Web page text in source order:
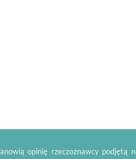
opinię rzeczoznawcy